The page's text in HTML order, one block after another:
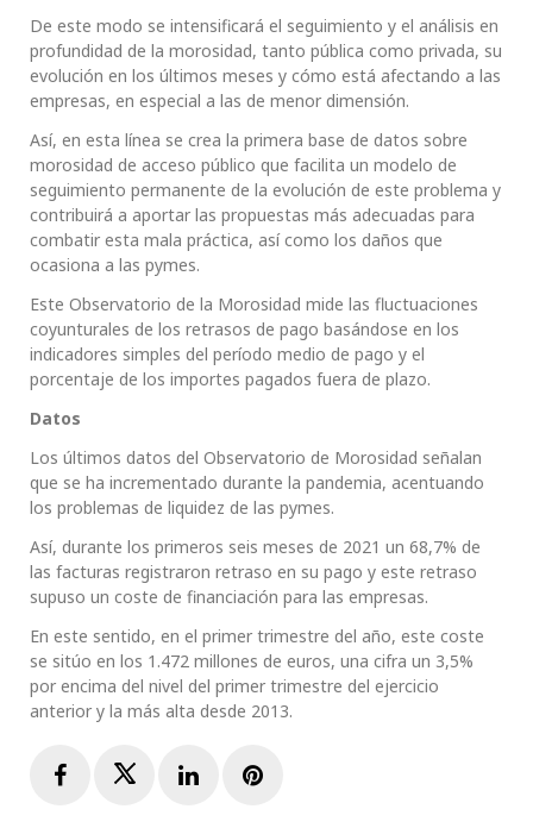
De este modo se intensificará el seguimiento y el análisis en
profundidad de la morosidad, tanto pública como privada, su
evolución en los últimos meses y cómo está afectando a las
empresas, en especial a las de menor dimensión.
Así, en esta línea se crea la primera base de datos sobre
morosidad de acceso público que facilita un modelo de
seguimiento permanente de la evolución de este problema y
contribuirá a aportar las propuestas más adecuadas para
combatir esta mala práctica, así como los daños que
ocasiona a las pymes.
Este Observatorio de la Morosidad mide las fluctuaciones
coyunturales de los retrasos de pago basándose en los
indicadores simples del período medio de pago y el
porcentaje de los importes pagados fuera de plazo.
Datos
Los últimos datos del Observatorio de Morosidad señalan
que se ha incrementado durante la pandemia, acentuando
los problemas de liquidez de las pymes.
Así, durante los primeros seis meses de 2021 un 68,7% de
las facturas registraron retraso en su pago y este retraso
supuso un coste de financiación para las empresas.
En este sentido, en el primer trimestre del año, este coste
se sitúo en los 1.472 millones de euros, una cifra un 3,5%
por encima del nivel del primer trimestre del ejercicio
anterior y la más alta desde 2013.
FacebookTwitterLinkedInPinterest